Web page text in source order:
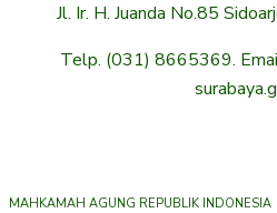
Jl. Ir. H. Juanda No.85
Telp. (031) 8665369.
MAHKAMAH AGUNG REPUBLIK INDONESIA